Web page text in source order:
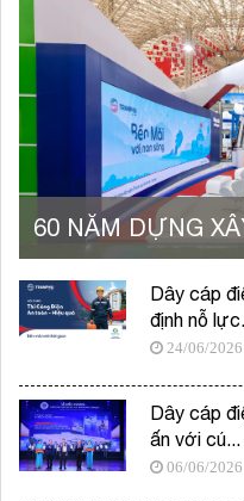
60 NĂM DỰNG
Dây cáp
định nỗ
24/06/2026
Dây cáp
ấn với cú...
06/06/2026